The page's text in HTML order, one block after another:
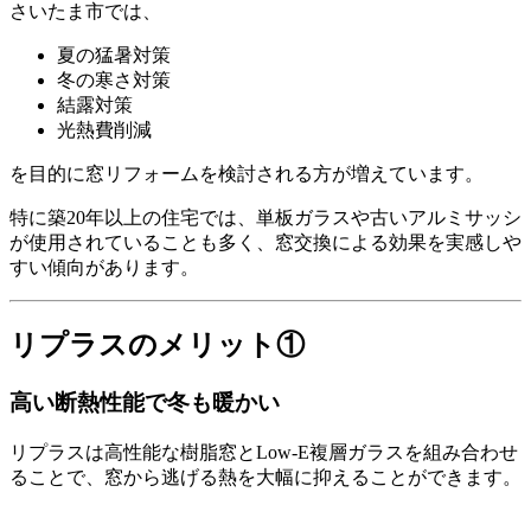
さいたま市では、
夏の猛暑対策
冬の寒さ対策
結露対策
光熱費削減
を目的に窓リフォームを検討される方が増えています。
特に築20年以上の住宅では、単板ガラスや古いアルミサッシ
が使用されていることも多く、窓交換による効果を実感しや
すい傾向があります。
リプラスのメリット①
高い断熱性能で冬も暖かい
リプラスは高性能な樹脂窓とLow-E複層ガラスを組み合わせ
ることで、窓から逃げる熱を大幅に抑えることができます。